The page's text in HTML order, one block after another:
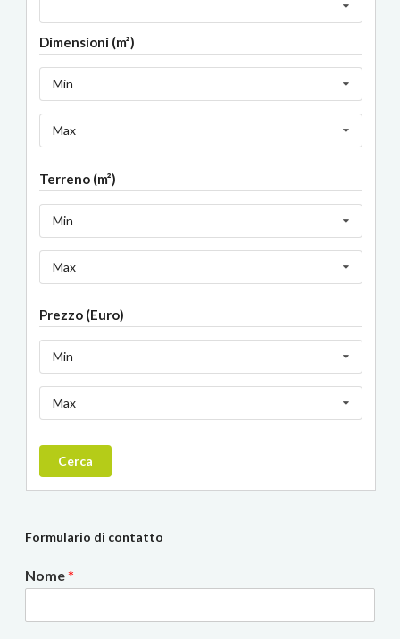
Dimensioni (m²)
Min
Max
Terreno (m²)
Min
Max
Prezzo (Euro)
Min
Max
Cerca
Formulario di contatto
Nome*